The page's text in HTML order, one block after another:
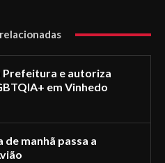
Prefeitura e autoriza
em Vinhedo
manhã passa a